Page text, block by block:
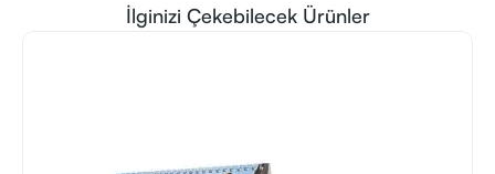
İlginizi Çekebilecek Ürünler